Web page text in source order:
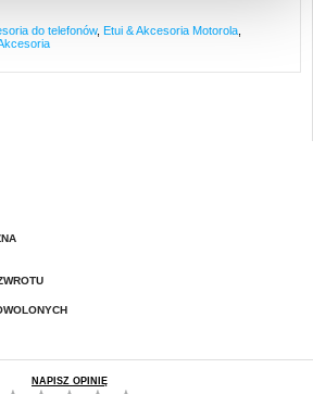
do telefonów, Etui & Akcesoria Motorola
NAPISZ OPINIĘ